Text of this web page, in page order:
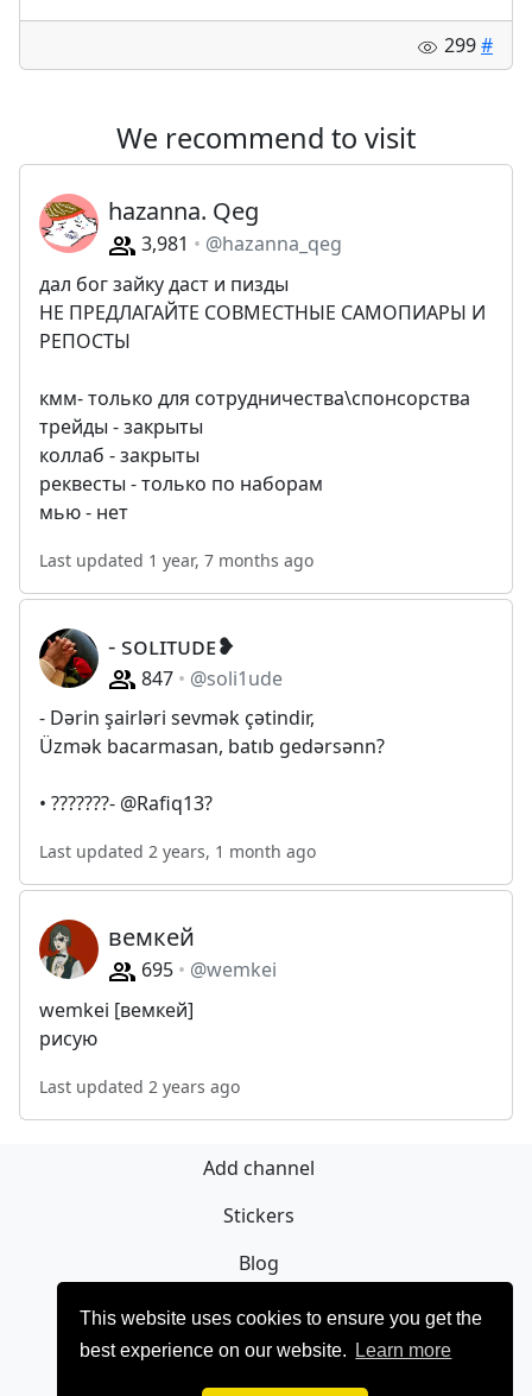
This website uses cookies to ensure you get the
best experience on our website.
Learn more
299#
We recommend to visit
hazanna. Qeg
3,981
@hazanna_qeg
дал бог зайку даст и пизды
НЕ ПРЕДЛАГАЙТЕ СОВМЕСТНЫЕ САМОПИАРЫ И
РЕПОСТЫ
кмм- только для сотрудничества\спонсорства
трейды - закрыты
коллаб - закрыты
реквесты - только по наборам
мью - нет
Last updated 1 year, 7 months ago
- sᴏʟɪᴛᴜᴅᴇ❥︎
847
@soli1ude
- Dərin şairləri sevmək çətindir,
Üzmək bacarmasan, batıb gedərsənn?
• ???????- @Rafiq13?
Last updated 2 years, 1 month ago
вемкей
695
@wemkei
wemkei [вемкей]
рисую
Last updated 2 years ago
Add channel
Stickers
Blog
Sign Up
Privacy policy